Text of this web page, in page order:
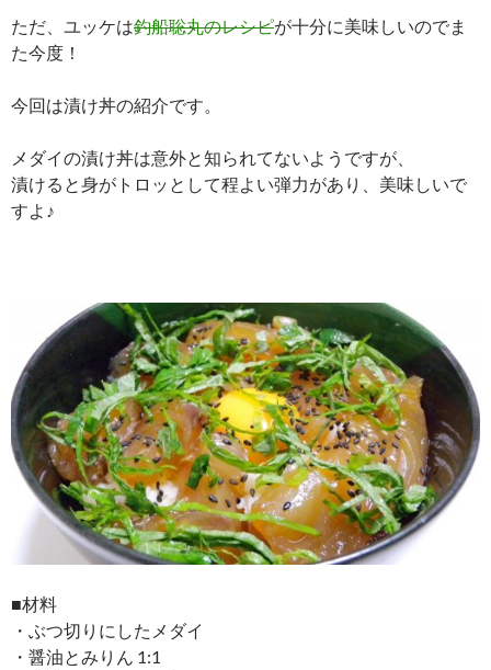
ただ、ユッケは釣船聡丸のレシピが十分に美味しいのでま
た今度！
今回は漬け丼の紹介です。
メダイの漬け丼は意外と知られてないようですが、
漬けると身がトロッとして程よい弾力があり、美味しいで
すよ♪
■材料
・ぶつ切りにしたメダイ
・醤油とみりん 1:1